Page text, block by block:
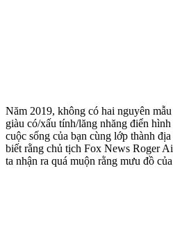
Năm 2019, không có hai nguyên
giàu có/xấu tính/lăng nhăng điển
cuộc sống của bạn cùng lớp thành
biết rằng chủ tịch Fox News Roger
ta nhận ra quá muộn rằng mưu đồ